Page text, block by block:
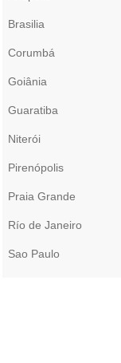
Brasilia
Corumbá
Goiânia
Guaratiba
Niterói
Pirenópolis
Praia Grande
Río de Janeiro
Sao Paulo